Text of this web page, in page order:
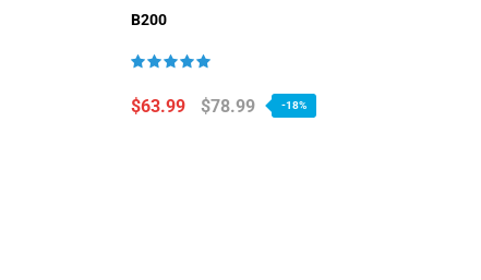
B200
$63.99 $78.99 -18%